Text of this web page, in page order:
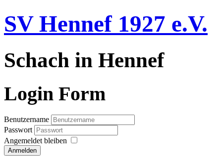
SV Hennef 1927 e.V.
Schach in Hennef
Login Form
Benutzername
Passwort
Angemeldet bleiben
Anmelden